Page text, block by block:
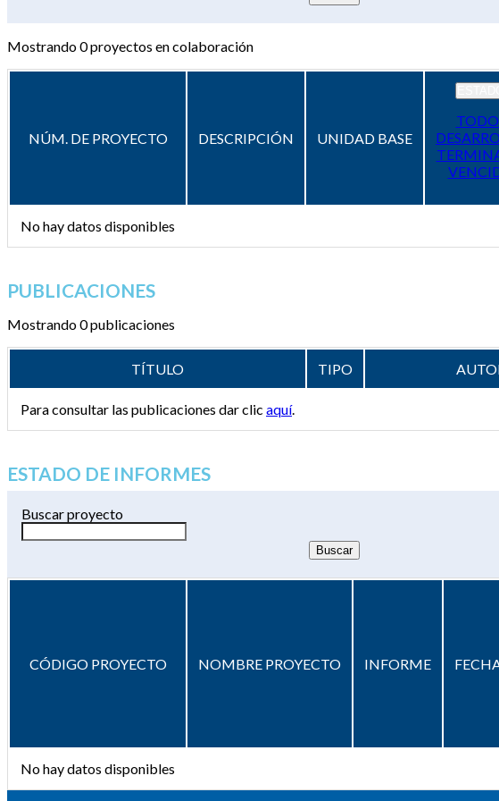
Mostrando0proyectos en colaboración
NÚM. DE PROYECTO DESCRIPCIÓN UNIDAD BASE
No hay datos disponibles
PUBLICACIONES
Mostrando 0 publicaciones
TÍTULO TIPO
Para consultar las publicaciones dar clic aquí.
ESTADO DE INFORMES
Buscar proyecto
CÓDIGO PROYECTO NOMBRE PROYECTO INFORME
No hay datos disponibles